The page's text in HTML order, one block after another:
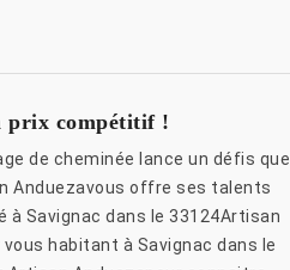
prix compétitif !
de cheminée lance un défis que
Anduezavous offre ses talents
à Savignac dans le 33124Artisan
habitant à Savignac dans le